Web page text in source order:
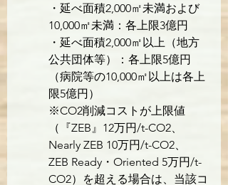
・延べ面積2,000㎡未満および
10,000㎡未満：各上限3億円
・延べ面積2,000㎡以上（地方
公共団体等）：各上限5億円
（病院等の10,000㎡以上は各上
限5億円）
※CO2削減コストが上限値
（『ZEB』12万円/t-CO2、
Nearly ZEB 10万円/t-CO2、
ZEB Ready・Oriented 5万円/t-
CO2）を超える場合は、当該コ